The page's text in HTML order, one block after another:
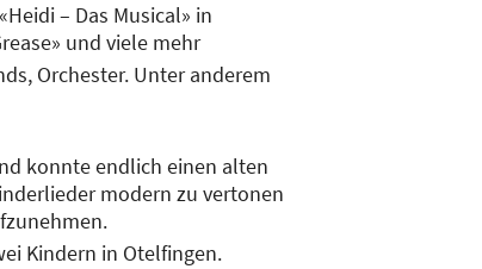
– Das Musical» in
und viele mehr
Orchester. Unter anderem
konnte endlich einen alten
modern zu vertonen
Kindern in Otelfingen.